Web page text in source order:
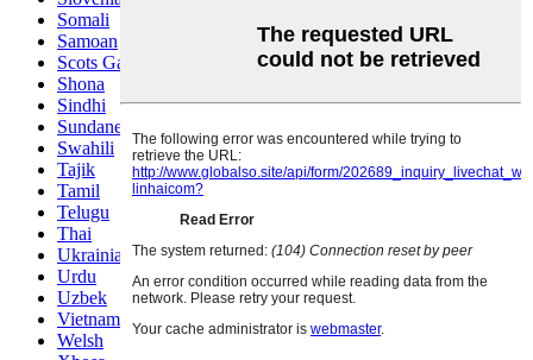
Somali
Samoan
Scots Gaelic
Shona
Sindhi
Sundanese
Swahili
Tajik
Tamil
Telugu
Thai
Ukrainian
Urdu
Uzbek
Vietnamese
Welsh